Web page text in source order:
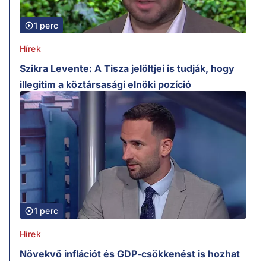
1 perc
Hírek
Szikra Levente: A Tisza jelöltjei is tudják, hogy
illegitim a köztársasági elnöki pozíció
1 perc
Hírek
Növekvő inflációt és GDP-csökkenést is hozhat